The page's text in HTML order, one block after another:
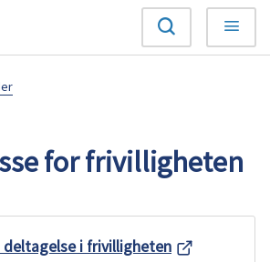
Søk Meny
for frivilligheten
i frivilligheten